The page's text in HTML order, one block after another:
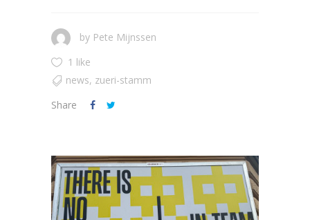
by Pete Mijnssen
1 like
news, zueri-stamm
Share